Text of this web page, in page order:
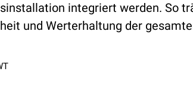
integriert werden. So
und Werterhaltung der